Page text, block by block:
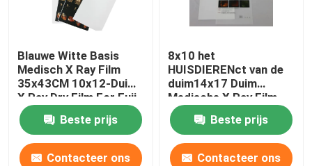
Blauwe Witte Basis
Medisch X Ray Film
35x43CM 10x12-Duim
X Ray Dry Film For Fuji-
Printer
Beste prijs
Contacteer ons
8x10 het
HUISDIERENct van de
duim14x17 Duim
Medische X Ray Film
MRI Aftastenfilms
Beste prijs
Contacteer ons